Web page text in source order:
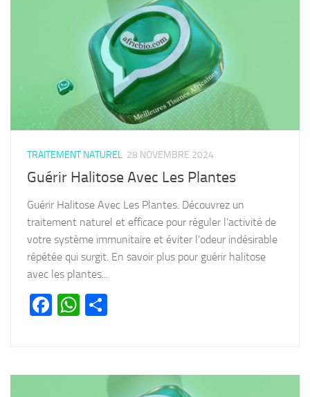
TRAITEMENT NATUREL 28 NOVEMBRE 2024
Guérir Halitose Avec Les Plantes
Guérir Halitose Avec Les Plantes. Découvrez un
traitement naturel et efficace pour réguler l’activité de
votre système immunitaire et éviter l’odeur indésirable
répétée qui surgit. En savoir plus pour guérir halitose
avec les plantes...
Facebook
WhatsApp